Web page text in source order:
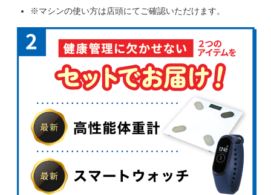
※マシンの使い方は店頭にてご確認いただけます。